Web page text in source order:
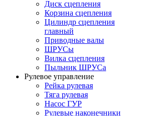
Диск сцепления
Корзина сцепления
Цилиндр сцепления
главный
Приводные валы
ШРУСы
Вилка сцепления
Пыльник ШРУСа
Рулевое управление
Рейка рулевая
Тяга рулевая
Насос ГУР
Рулевые наконечники